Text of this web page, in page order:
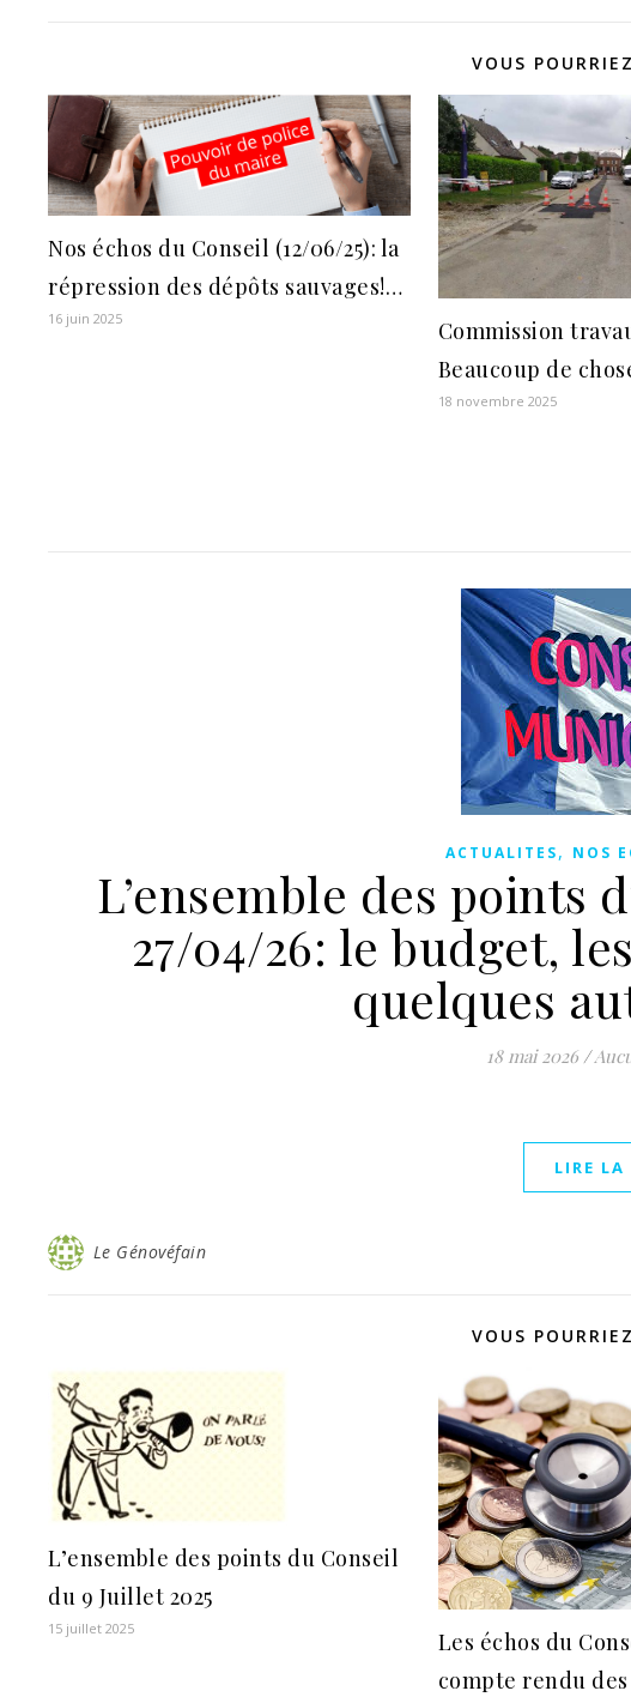
VOUS
Nos échos du Conseil (12/06/25): la
répression des dépôts sauvages!…
16 juin 2025
Commission
Beaucoup de
18 novembre 2025
ACTUALITES, NOS
L’ensemble des points
27/04/26: le budget,
quelques
18 mai 2026 /
LIRE LA
Le Génovéfain
VOUS
L’ensemble des points du Conseil
du 9 Juillet 2025
15 juillet 2025
Les échos du
compte rendu